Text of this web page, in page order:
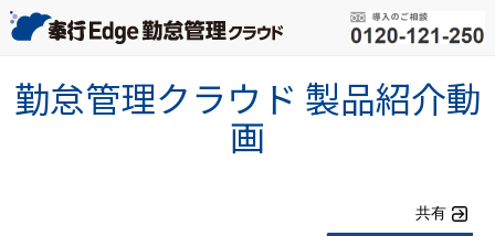
勤怠管理クラウド 製品紹介動
画